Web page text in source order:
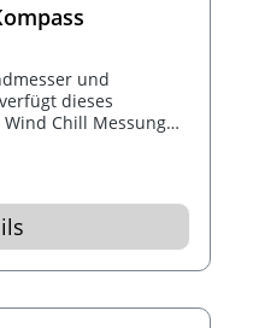
und
dieses
Chill Messung
einen
eine
eine